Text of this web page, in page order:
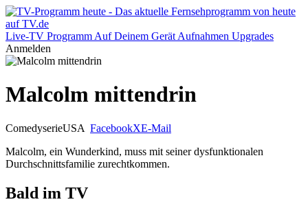
Live-TV Programm Auf Deinem Gerät Aufnahmen Upgrades
Anmelden
Malcolm mittendrin
ComedyserieUSA FacebookXE-Mail
Malcolm, ein Wunderkind, muss mit seiner dysfunktionalen
Durchschnittsfamilie zurechtkommen.
Bald im TV